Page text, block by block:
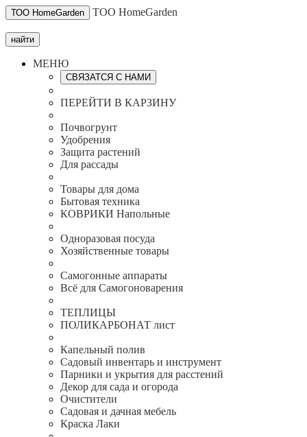
ТОО HomeGarden ТОО HomeGarden
найти
МЕНЮ
СВЯЗАТСЯ С НАМИ
ПЕРЕЙТИ В КАРЗИНУ
Почвогрунт
Удобрения
Защита растений
Для рассады
Товары для дома
Бытовая техника
КОВРИКИ Напольные
Одноразовая посуда
Хозяйственные товары
Самогонные аппараты
Всё для Самогоноварения
ТЕПЛИЦЫ
ПОЛИКАРБОНАТ лист
Капельный полив
Садовый инвентарь и инструмент
Парники и укрытия для расстений
Декор для сада и огорода
Очистители
Садовая и дачная мебель
Краска Лаки